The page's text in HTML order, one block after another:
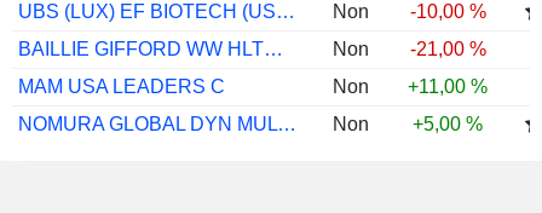
UBS (LUX) EF BIOTECH (USD) P-ACC
Non
-10,00 %
BAILLIE GIFFORD WW HLTH INNOVT B GBP ACC
Non
-21,00 %
MAM USA LEADERS C
Non
+11,00 %
NOMURA GLOBAL DYN MULTI-ASST ACC ZAR
Non +5,00 %